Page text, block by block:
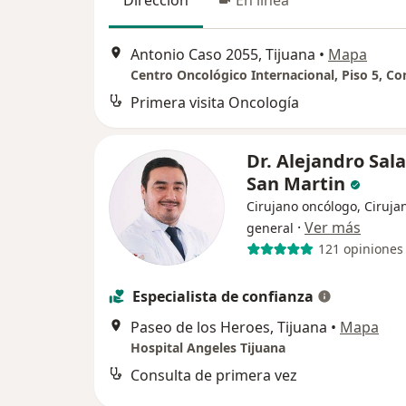
Antonio Caso 2055, Tijuana • Mapa
Primera visita Oncología
Dr. Alejandro
San Martin
Cirujano oncólogo,
general · Ver más
121 opiniones
Especialista de confianza
Paseo de los Heroes, Tijuana • Mapa
Hospital Angeles Tijuana
Consulta de primera vez